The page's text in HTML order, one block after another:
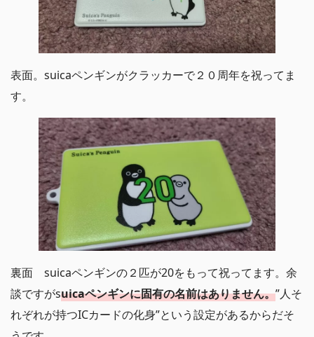
表面。suicaペンギンがクラッカーで２０周年を祝ってま
す。
裏面 suicaペンギンの２匹が20をもって祝ってます。余
談ですがsuicaペンギンに固有の名前はありません。”人そ
れぞれが持つICカードの化身”という設定があるからだそ